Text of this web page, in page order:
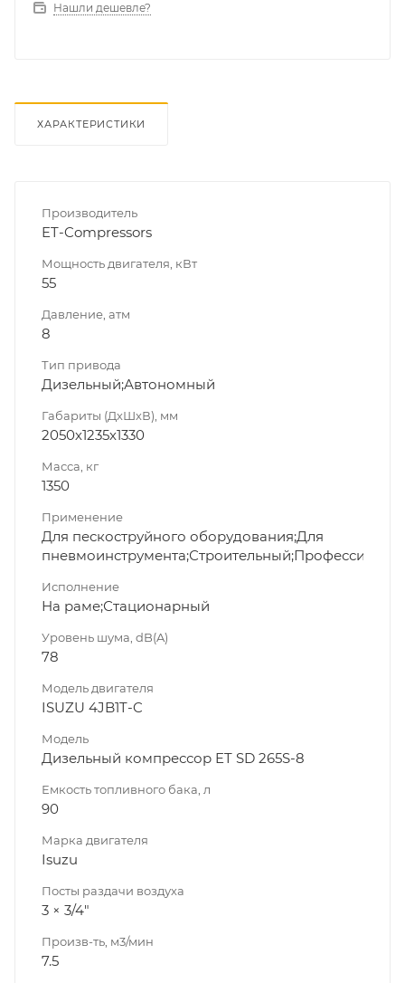
Нашли дешевле?
ХАРАКТЕРИСТИКИ
Производитель
ET-Compressors
Мощность двигателя, кВт
55
Давление, атм
8
Тип привода
Дизельный;Автономный
Габариты (ДхШхВ), мм
2050х1235х1330
Масса, кг
1350
Применение
Для пескоструйного оборудования;Для
Исполнение
На раме;Стационарный
Уровень шума, dB(A)
78
Модель двигателя
ISUZU 4JB1T-C
Модель
Дизельный компрессор ET SD 265S-8
Емкость топливного бака, л
90
Марка двигателя
Isuzu
Посты раздачи воздуха
3 × 3/4"
Произв-ть, м3/мин
7.5